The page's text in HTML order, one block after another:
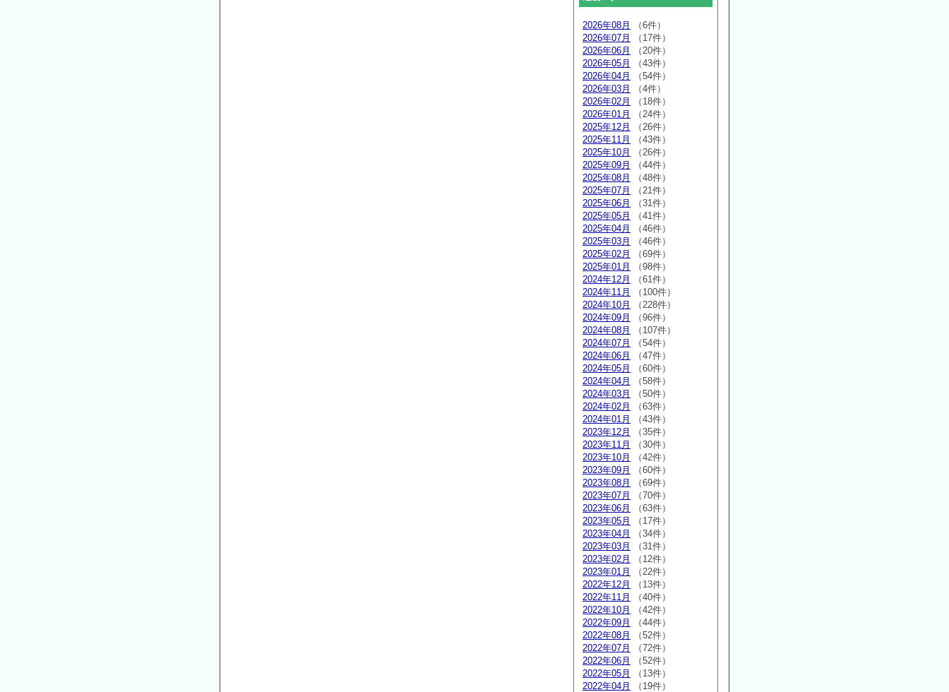
2026年08月
（6件）
2026年07月
（17件）
2026年06月
（20件）
2026年05月
（43件）
2026年04月
（54件）
2026年03月
（4件）
2026年02月
（18件）
2026年01月
（24件）
2025年12月
（26件）
2025年11月
（43件）
2025年10月
（26件）
2025年09月
（44件）
2025年08月
（48件）
2025年07月
（21件）
2025年06月
（31件）
2025年05月
（41件）
2025年04月
（46件）
2025年03月
（46件）
2025年02月
（69件）
2025年01月
（98件）
2024年12月
（61件）
2024年11月
（100件）
2024年10月
（228件）
2024年09月
（96件）
2024年08月
（107件）
2024年07月
（54件）
2024年06月
（47件）
2024年05月
（60件）
2024年04月
（58件）
2024年03月
（50件）
2024年02月
（63件）
2024年01月
（43件）
2023年12月
（35件）
2023年11月
（30件）
2023年10月
（42件）
2023年09月
（60件）
2023年08月
（69件）
2023年07月
（70件）
2023年06月
（63件）
2023年05月
（17件）
2023年04月
（34件）
2023年03月
（31件）
2023年02月
（12件）
2023年01月
（22件）
2022年12月
（13件）
2022年11月
（40件）
2022年10月
（42件）
2022年09月
（44件）
2022年08月
（52件）
2022年07月
（72件）
2022年06月
（52件）
2022年05月
（13件）
2022年04月
（19件）